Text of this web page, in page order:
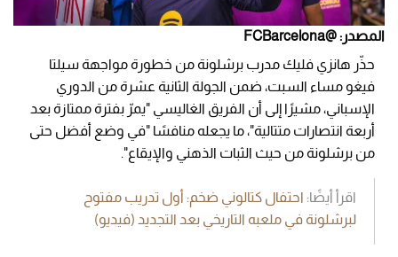
المصدر: @FCBarcelona
حذّر هانزي فليك مدرب برشلونة من خطورة مواجهة سيلتا
فيغو مساء السبت، ضمن الجولة الثانية عشرة من الدوري
الإسباني، مشيرًا إلى أن الفريق الغاليسي "يمرّ بفترة ممتازة بعد
أربعة انتصارات متتالية"، ما يجعله منافسًا "في وضع أفضل حتى
من برشلونة من حيث الثبات الذهني والإيقاع".
اقرأ أيضًا: احتفال كتالوني ضخم: أول تدريب مفتوح
لبرشلونة في ملعبه التاريخي بعد التجديد (فيديو)